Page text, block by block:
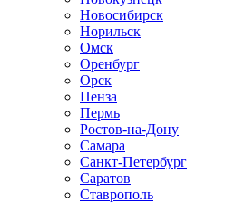
Новосибирск
Норильск
Омск
Оренбург
Орск
Пенза
Пермь
Ростов-на-Дону
Самара
Санкт-Петербург
Саратов
Ставрополь